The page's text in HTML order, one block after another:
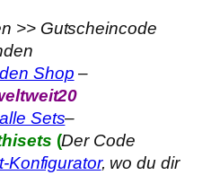
>> Gutscheincode
Shop –
Sets–
(Der Code
Konfigurator, wo du dir